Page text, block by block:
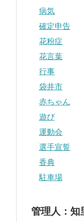
病気
確定申告
花粉症
花言葉
行事
袋井市
赤ちゃん
遊び
運動会
選手宣誓
香典
駐車場
管理人：知